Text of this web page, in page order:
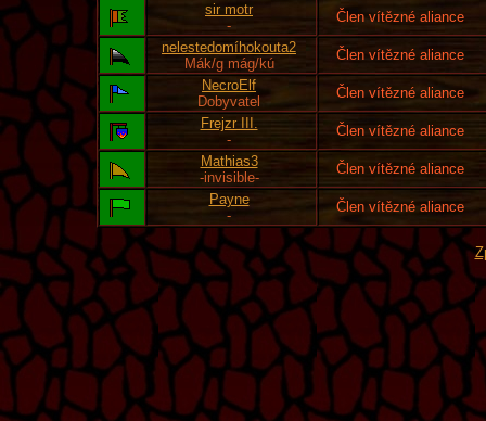
sir motr
-
Člen vítězné aliance
nelestedomíhokouta2
Mák/g mág/kú
Člen vítězné aliance
NecroElf
Dobyvatel
Člen vítězné aliance
Frejzr III.
-
Člen vítězné aliance
Mathias3
-invisible-
Člen vítězné aliance
Payne
-
Člen vítězné aliance